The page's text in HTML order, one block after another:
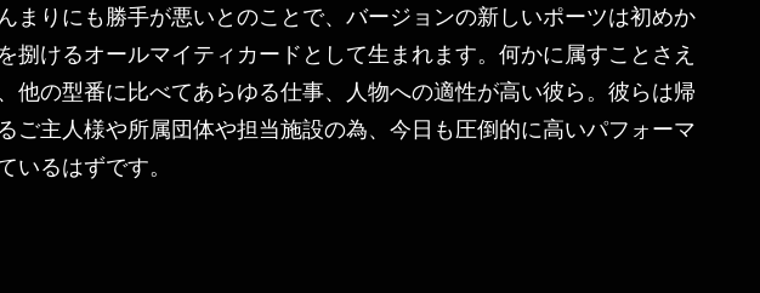
まりにも勝手が悪いとのことで、バージョンの新しいポーツは初めか
捌けるオールマイティカードとして生まれます。何かに属すことさえ
他の型番に比べてあらゆる仕事、人物への適性が高い彼ら。彼らは帰
ご主人様や所属団体や担当施設の為、今日も圧倒的に高いパフォーマ
いるはずです。